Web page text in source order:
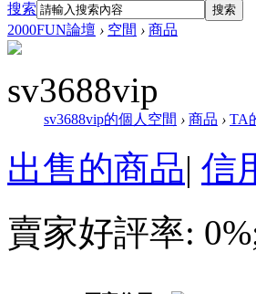
搜索 搜索
2000FUN論壇 › 空間 › 商品
sv3688vip
sv3688vip的個人空間 › 商品 › TA
出售的商品| 信
賣家好評率: